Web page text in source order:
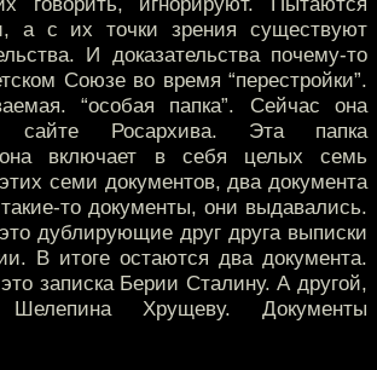
а с их точки зрения существуют
И доказательства почему-то
Союзе во время “перестройки”.
“особая папка”. Сейчас она
сайте Росархива. Эта папка
она включает в себя целых семь
семи документов, два документа
то документы, они выдавались.
дублирующие друг друга выписки
В итоге остаются два документа.
записка Берии Сталину. А другой,
Хрущеву. Документы